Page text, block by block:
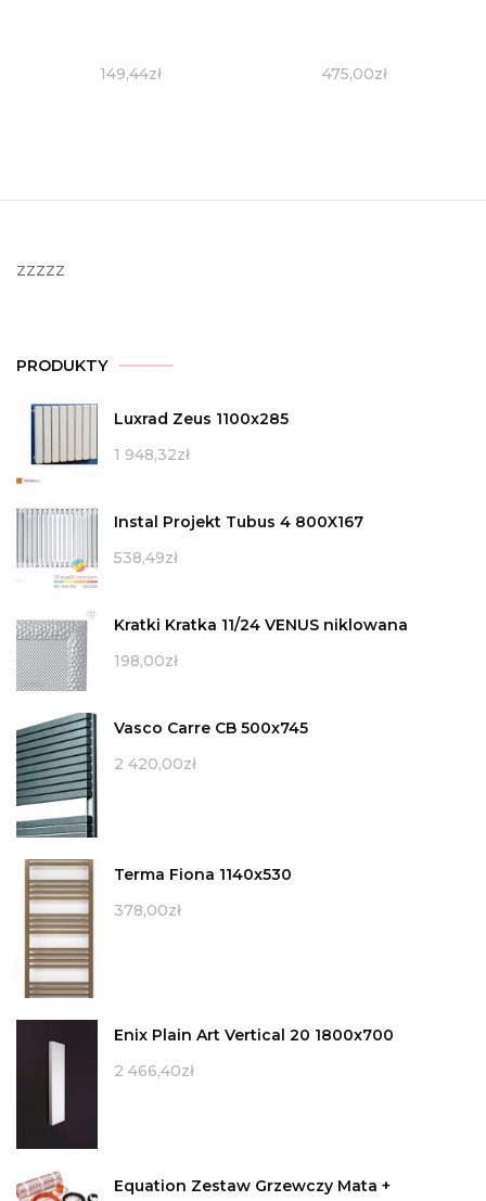
149,44zł 475,00zł
zzzzz
PRODUKTY
Luxrad Zeus 1100x285
1 948,32zł
Instal Projekt Tubus 4 800X167
538,49zł
Kratki Kratka 11/24 VENUS niklowana
198,00zł
Vasco Carre CB 500x745
2 420,00zł
Terma Fiona 1140x530
378,00zł
Enix Plain Art Vertical 20 1800x700
2 466,40zł
Equation Zestaw Grzewczy Mata +